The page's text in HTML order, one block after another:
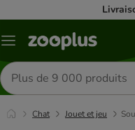
Menu
Rechercher
des
produits
Chat Jouet et jeu